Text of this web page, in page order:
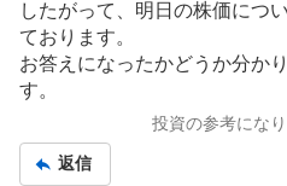
た
い
0
%
したがって、明日の株価につ
ております。
お答えになったかどうか分か
す。
投資の参考にな
返信